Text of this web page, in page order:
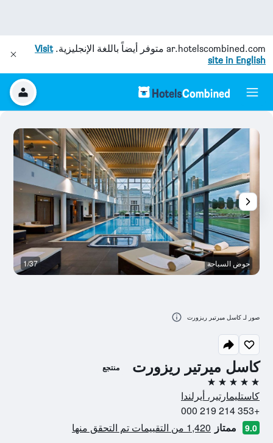
ar.hotelscombined.com متوفر أيضاً باللغة الإنجليزية.Visit
site in English
كاسل ميرتير ريزورت منتجع
5 نجوم
كاستليمارتير، أيرلندا
+353 214 219 000
9.0 ممتاز 1,420 من التقييمات تم التحقق منها
حوض السباحة 1/37
صور لـ كاسل ميرتير ريزورت